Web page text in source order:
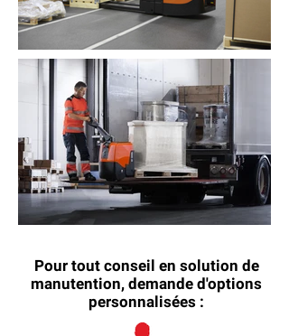
Pour tout conseil en solution de
manutention, demande d'options
personnalisées :